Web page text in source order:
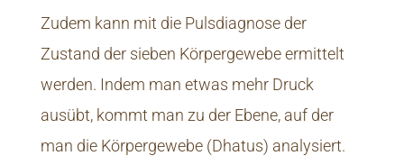
Zudem kann mit die Pulsdiagnose der
Zustand der sieben Körpergewebe ermittelt
werden. Indem man etwas mehr Druck
ausübt, kommt man zu der Ebene, auf der
man die Körpergewebe (Dhatus) analysiert.